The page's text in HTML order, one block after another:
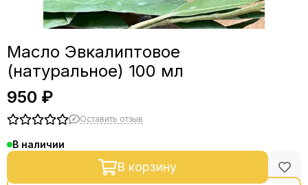
Масло Эвкалиптовое
(натуральное) 100 мл
950 ₽
Оставить отзыв
В наличии
В корзину